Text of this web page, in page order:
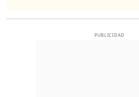
PUBLICIDAD